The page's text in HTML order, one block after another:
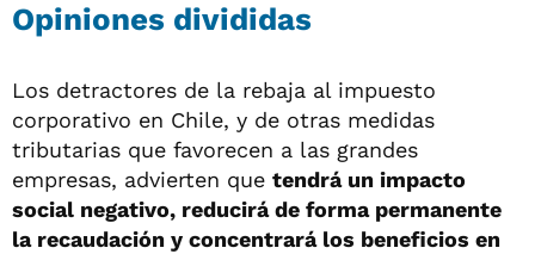
Opiniones divididas
Los detractores de la rebaja al impuesto
corporativo en Chile, y de otras medidas
tributarias que favorecen a las grandes
empresas, advierten que tendrá un impacto
social negativo, reducirá de forma permanente
la recaudación y concentrará los beneficios en